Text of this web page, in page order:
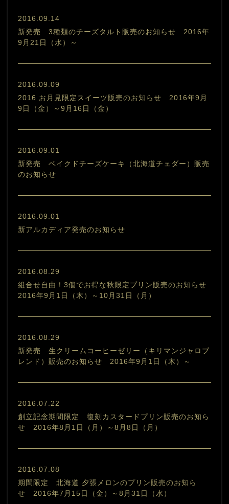
2016.09.14
新発売 3種類のチーズタルト販売のお知らせ 2016年
9月21日（水）～
2016.09.09
2016 お月見限定スイーツ販売のお知らせ 2016年9月
9日（金）～9月16日（金）
2016.09.01
新発売 ベイクドチーズケーキ（北海道チェダー）販売
のお知らせ
2016.09.01
新アルカディア発売のお知らせ
2016.08.29
組合せ自由！3個でお得な秋限定プリン販売のお知らせ
2016年9月1日（木）～10月31日（月）
2016.08.29
新発売 生クリームコーヒーゼリー（キリマンジャロブ
レンド）販売のお知らせ 2016年9月1日（木）～
2016.07.22
創立記念期間限定 復刻カスタードプリン販売のお知ら
せ 2016年8月1日（月）～8月8日（月）
2016.07.08
期間限定 北海道 夕張メロンのプリン販売のお知ら
せ 2016年7月15日（金）～8月31日（水）